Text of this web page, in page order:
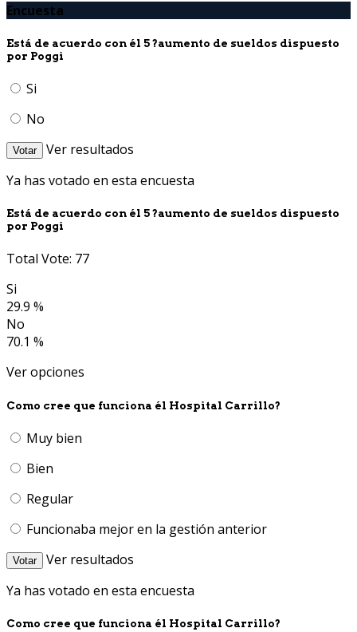
Encuesta
Está de acuerdo con él 5 ?aumento de sueldos dispuesto
por Poggi
Si
No
Votar
Ver resultados
Ya has votado en esta encuesta
Está de acuerdo con él 5 ?aumento de sueldos dispuesto
por Poggi
Total Vote: 77
Si
29.9 %
No
70.1 %
Ver opciones
Como cree que funciona él Hospital Carrillo?
Muy bien
Bien
Regular
Funcionaba mejor en la gestión anterior
Votar
Ver resultados
Ya has votado en esta encuesta
Como cree que funciona él Hospital Carrillo?